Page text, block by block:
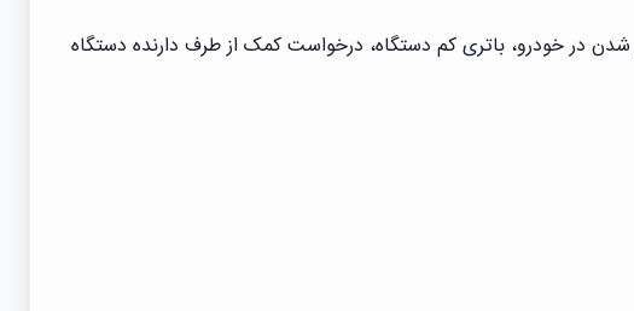
در خودرو، باتری کم دستگاه، درخواست کمک از طرف دارنده دستگاه